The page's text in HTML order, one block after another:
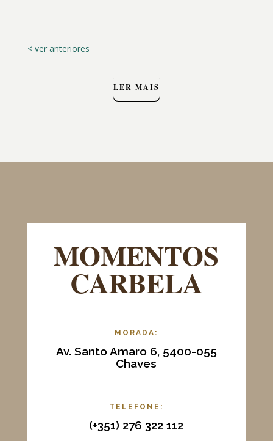
< ver anteriores
LER MAIS
MOMENTOS
CARBELA
MORADA:
Av. Santo Amaro 6, 5400-055
Chaves
TELEFONE:
(+351) 276 322 112